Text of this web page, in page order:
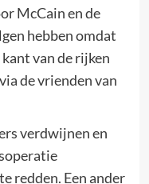
McCain en de
hebben omdat
van de rijken
de vrienden van
verdwijnen en
redden. Een ander